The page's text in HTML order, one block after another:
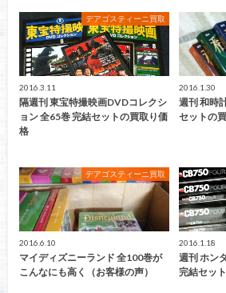
デアゴスティーニ買取
2016.3.11
隔週刊 東宝特撮映画DVDコレクシ
ョン 全65巻 完結セットの買取り価
格
2016.1.30
週刊 和時
セットの
デアゴスティーニ買取
2016.6.10
マイディズニーランド 全100巻が
こんなにも高く（お客様の声）
2016.1.18
週刊 ホン
完結セッ